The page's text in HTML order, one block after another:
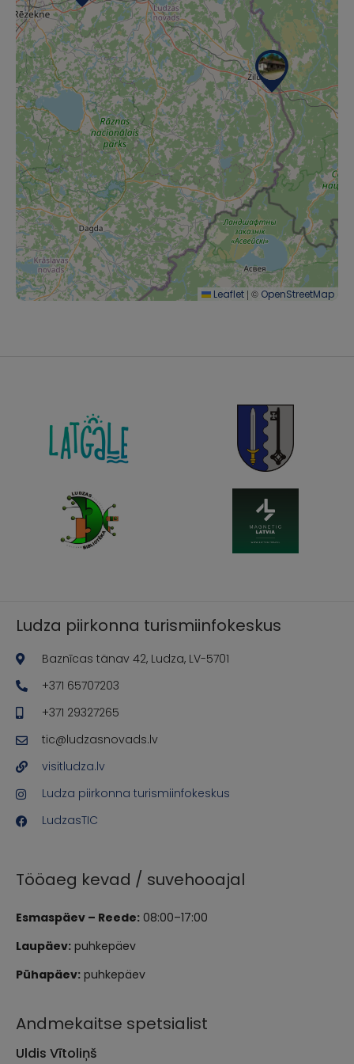
Leaflet | © OpenStreetMap
Ludza piirkonna turismiinfokeskus
Baznīcas tänav 42, Ludza, LV-5701
+371 65707203
+371 29327265
tic@ludzasnovads.lv
visitludza.lv
Ludza piirkonna turismiinfokeskus
LudzasTIC
Tööaeg kevad / suvehooajal
Esmaspäev – Reede: 08:00–17:00
Laupäev: puhkepäev
Pühapäev: puhkepäev
Andmekaitse spetsialist
Uldis Vītoliņš